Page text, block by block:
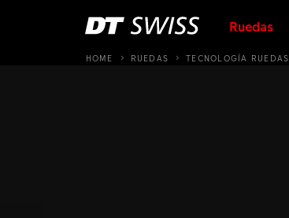
Ruedas
HOME RUEDAS TECNOLOGÍA RUEDAS